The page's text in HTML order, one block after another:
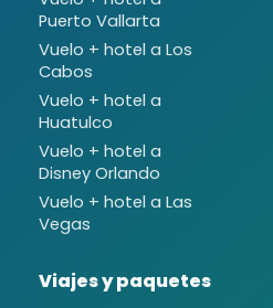
Puerto Vallarta
Vuelo + hotel a Los
Cabos
Vuelo + hotel a
Huatulco
Vuelo + hotel a
Disney Orlando
Vuelo + hotel a Las
Vegas
Viajes y paquetes